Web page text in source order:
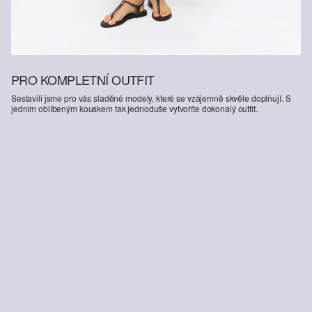
PRO KOMPLETNÍ OUTFIT
Sestavili jsme pro vás sladěné modely, které se vzájemně skvěle doplňují. S
jedním oblíbeným kouskem tak jednoduše vytvoříte dokonalý outfit.